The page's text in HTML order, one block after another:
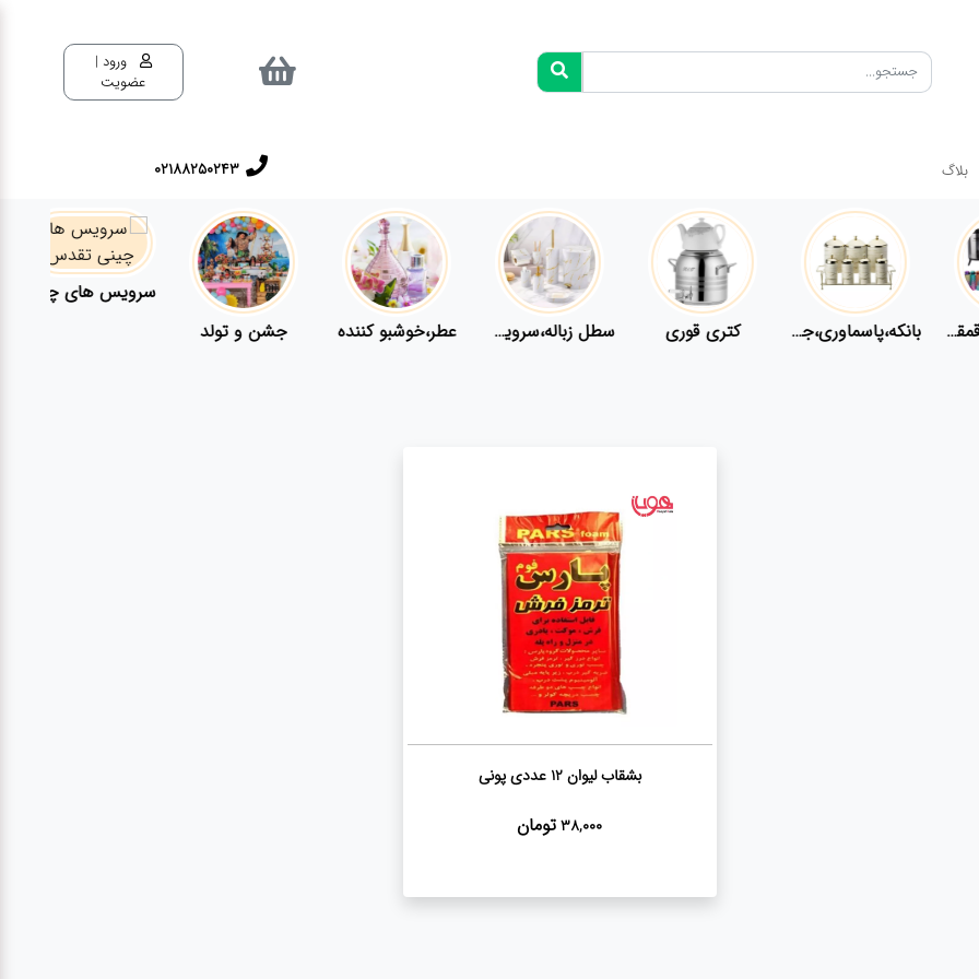
ورود |
عضویت
بلاگ 02188250243
بانکه،پاسماوری،جا ادویه کتری قوری سطل زباله،سرویس بهداشتی،حمام عطر،خوشبو کننده جشن و تولد
سرویس های چینی تقدس
بشقاب لیوان 12 عددی پونی
38,000تومان